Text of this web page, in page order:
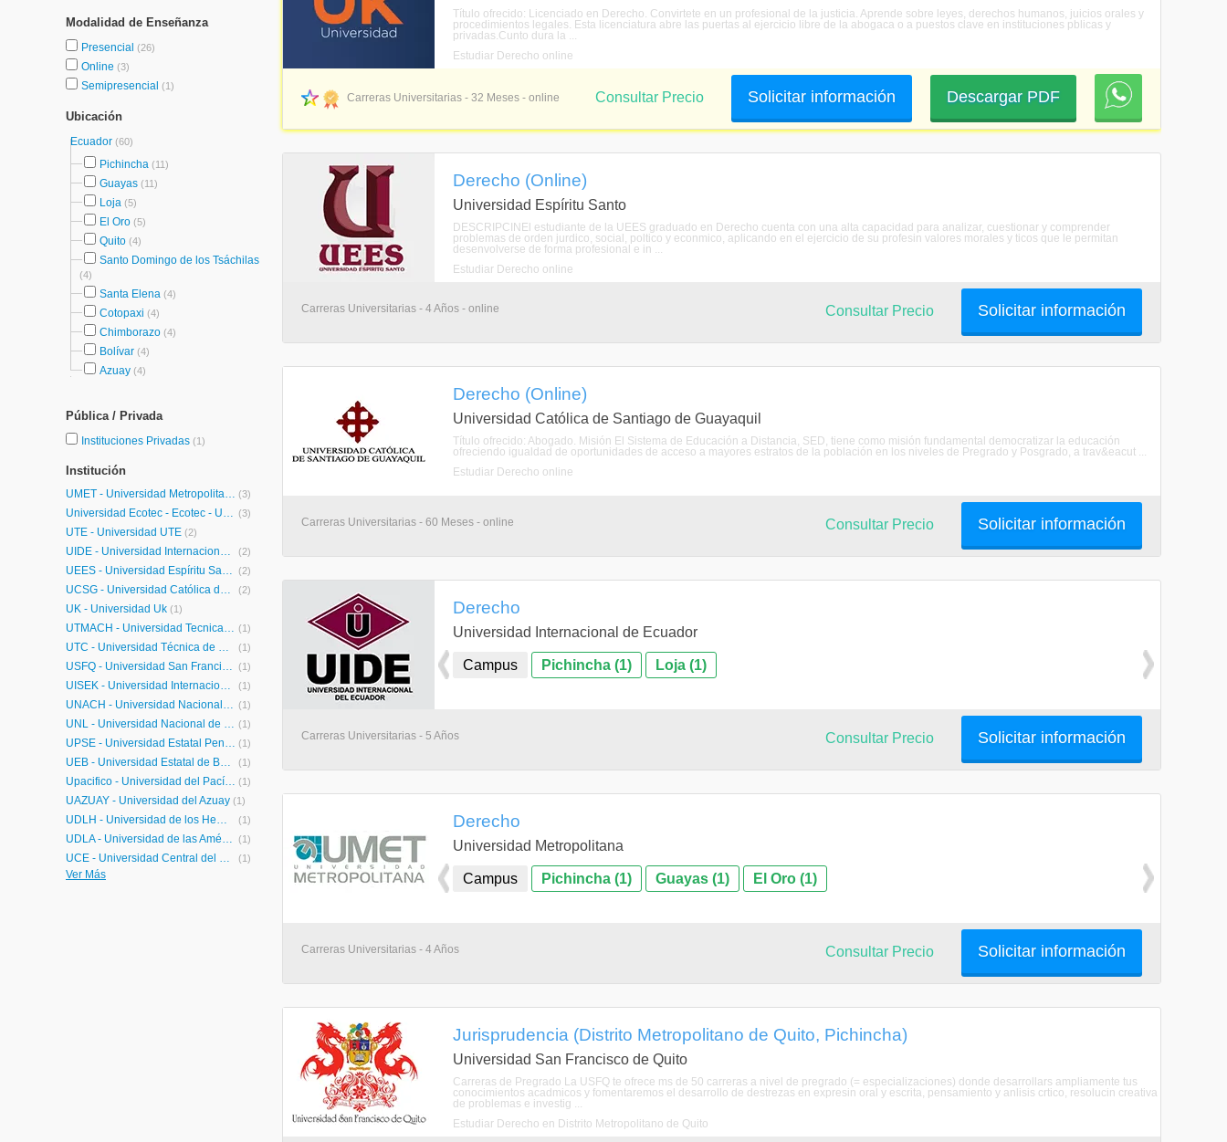
Modalidad de Enseñanza
Presencial (26)
Online (3)
Semipresencial (1)
Ubicación
Ecuador (60)
Pichincha (11)
Guayas (11)
Loja (5)
El Oro (5)
Quito (4)
Santo Domingo de los Tsáchilas
(4)
Santa Elena (4)
Cotopaxi (4)
Chimborazo (4)
Bolívar (4)
Azuay (4)
Pública / Privada
Instituciones Privadas (1)
Institución
UMET - Universidad Metropolitana (3)
Universidad Ecotec - Ecotec - Universidad Tecnologica (3)
UTE - Universidad UTE (2)
UIDE - Universidad Internacional de Ecuador (2)
UEES - Universidad Espíritu Santo (2)
UCSG - Universidad Católica de Santiago de Guayaquil (2)
UK - Universidad Uk (1)
UTMACH - Universidad Tecnica de Machala (1)
UTC - Universidad Técnica de Cotopaxi (1)
USFQ - Universidad San Francisco de Quito (1)
UISEK - Universidad Internacional SEK (1)
UNACH - Universidad Nacional del Chimborazo (1)
UNL - Universidad Nacional de Loja (1)
UPSE - Universidad Estatal Peninsula de Santa Elena (1)
UEB - Universidad Estatal de Bolivar (1)
Upacifico - Universidad del Pacífico (1)
UAZUAY - Universidad del Azuay (1)
UDLH - Universidad de los Hemisferios (1)
UDLA - Universidad de las Américas (1)
UCE - Universidad Central del Ecuador (1)
Ver Más
Título ofrecido: Licenciado en Derecho. Convirtete en un profesional de la justicia. Aprende sobre leyes, derechos humanos, juicios orales y
procedimientos legales. Esta licenciatura abre las puertas al ejercicio libre de la abogaca o a puestos clave en instituciones pblicas y
privadas.Cunto dura la ...
Estudiar Derecho online
Carreras Universitarias - 32 Meses - online Descargar PDF
Solicitar información
Consultar Precio
Derecho (Online)
Universidad Espíritu Santo
DESCRIPCINEl estudiante de la UEES graduado en Derecho cuenta con una alta capacidad para analizar, cuestionar y comprender
problemas de orden jurdico, social, poltico y econmico, aplicando en el ejercicio de su profesin valores morales y ticos que le permitan
desenvolverse de forma profesional e in ...
Estudiar Derecho online
Carreras Universitarias - 4 Años - online Solicitar información
Consultar Precio
Derecho (Online)
Universidad Católica de Santiago de Guayaquil
Título ofrecido: Abogado. Misión El Sistema de Educación a Distancia, SED, tiene como misión fundamental democratizar la educación
ofreciendo igualdad de oportunidades de acceso a mayores estratos de la población en los niveles de Pregrado y Posgrado, a trav&eacut ...
Estudiar Derecho online
Carreras Universitarias - 60 Meses - online Solicitar información
Consultar Precio
Derecho
Universidad Internacional de Ecuador
Campus Pichincha (1) Loja (1)
Carreras Universitarias - 5 Años Solicitar información
Consultar Precio
Derecho
Universidad Metropolitana
Campus Pichincha (1) Guayas (1) El Oro (1)
Carreras Universitarias - 4 Años Solicitar información
Consultar Precio
Jurisprudencia (Distrito Metropolitano de Quito, Pichincha)
Universidad San Francisco de Quito
Carreras de Pregrado La USFQ te ofrece ms de 50 carreras a nivel de pregrado (= especializaciones) donde desarrollars ampliamente tus
conocimientos acadmicos y fomentaremos el desarrollo de destrezas en expresin oral y escrita, pensamiento y anlisis crtico, resolucin creativa
de problemas e investig ...
Estudiar Derecho en Distrito Metropolitano de Quito